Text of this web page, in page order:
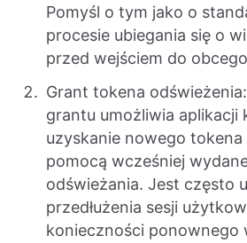
Pomyśl o tym jako o
procesie ubiegania się o
przed wejściem do
Grant tokena
grantu umożliwia aplikacji
uzyskanie nowego tokena
pomocą wcześniej
odświeżania. Jest często
przedłużenia sesji
konieczności ponownego